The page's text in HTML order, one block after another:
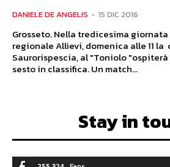
DANIELE DE ANGELIS - 15 DIC 2016
Grosseto. Nella tredicesima
regionale Allievi, domenica alle 11 la
Saurorispescia, al "Toniolo
sesto in classifica. Un match...
Stay in